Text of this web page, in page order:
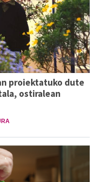
proiektatuko dute
ostiralean